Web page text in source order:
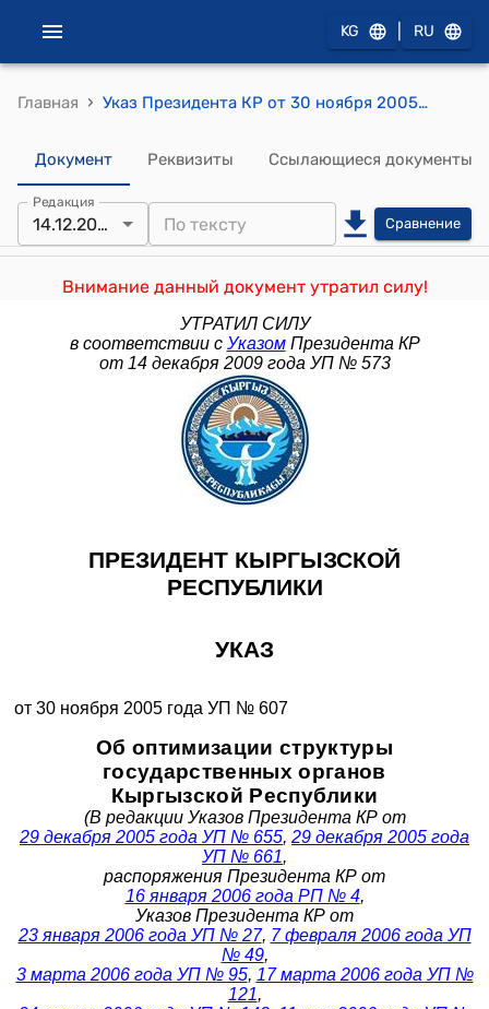
KG RU
Главная › Указ Президента КР от 30 ноября 2005 года УП № 607 "Об оптимизации структуры государственных органов Кыргызской Республики"
Документ Реквизиты Ссылающиеся документы
Редакция
14.12.2009 Сравнение
Внимание данный документ утратил силу!